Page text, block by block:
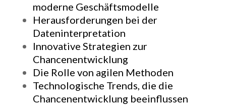
moderne Geschäftsmodelle
Herausforderungen bei der
Dateninterpretation
Innovative Strategien zur
Chancenentwicklung
Die Rolle von agilen Methoden
Technologische Trends, die die
Chancenentwicklung beeinflussen